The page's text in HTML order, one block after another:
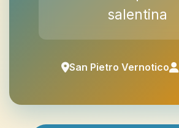
salentina
San Pietro Vernotico